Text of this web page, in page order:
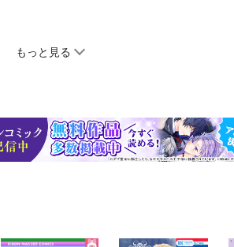
もっと見る